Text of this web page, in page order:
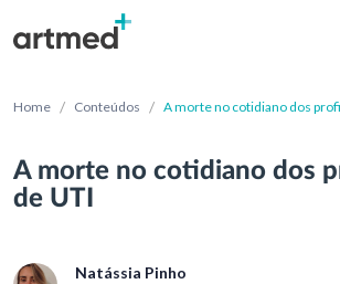
Home / Conteúdos / A morte no cotidiano dos
A morte no cotidiano dos
de UTI
Natássia Pinho